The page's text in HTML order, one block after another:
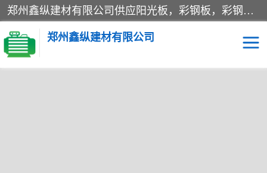
郑州鑫纵建材有限公司供应阳光板，彩钢板，彩钢钢构工程是一家集生产销售租赁安装于一体的企业，主要生产PC采光板，耐力板，仿古琉璃采光板，岩棉板、彩钢压型板、镀锌压型板、桁架楼承板，C、Z型钢檩条、围挡板、轻钢结构，阳光温室大棚等新型建材产品。公司旗下有多台移动式高空压瓦机租赁，承接全国各地业务，专业对外租赁各种型号压瓦机。
郑州鑫纵建材有限公司